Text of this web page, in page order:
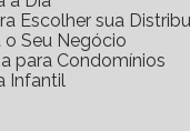
Escolher sua
o Seu Negócio
para Condomínios
Infantil